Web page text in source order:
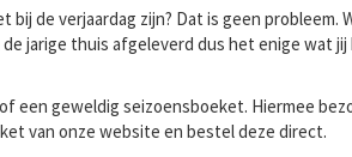
de verjaardag zijn? Dat is geen probleem.
jarige thuis afgeleverd dus het enige wat
een geweldig seizoensboeket. Hiermee
van onze website en bestel deze direct.